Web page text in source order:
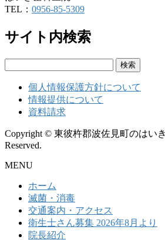
TEL： 0956-85-5309
サイト内検索
個人情報保護方針について
情報提供について
資料請求
Copyright © 東彼杵郡波佐見町のはい
Reserved.
MENU
ホーム
滅菌・消毒
交通案内・アクセス
衛生士さん募集 2026年8月より
院長紹介